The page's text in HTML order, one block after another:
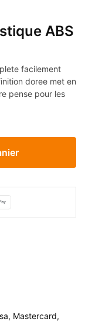
ABS
facilement
doree met en
pense pour les
Mastercard,